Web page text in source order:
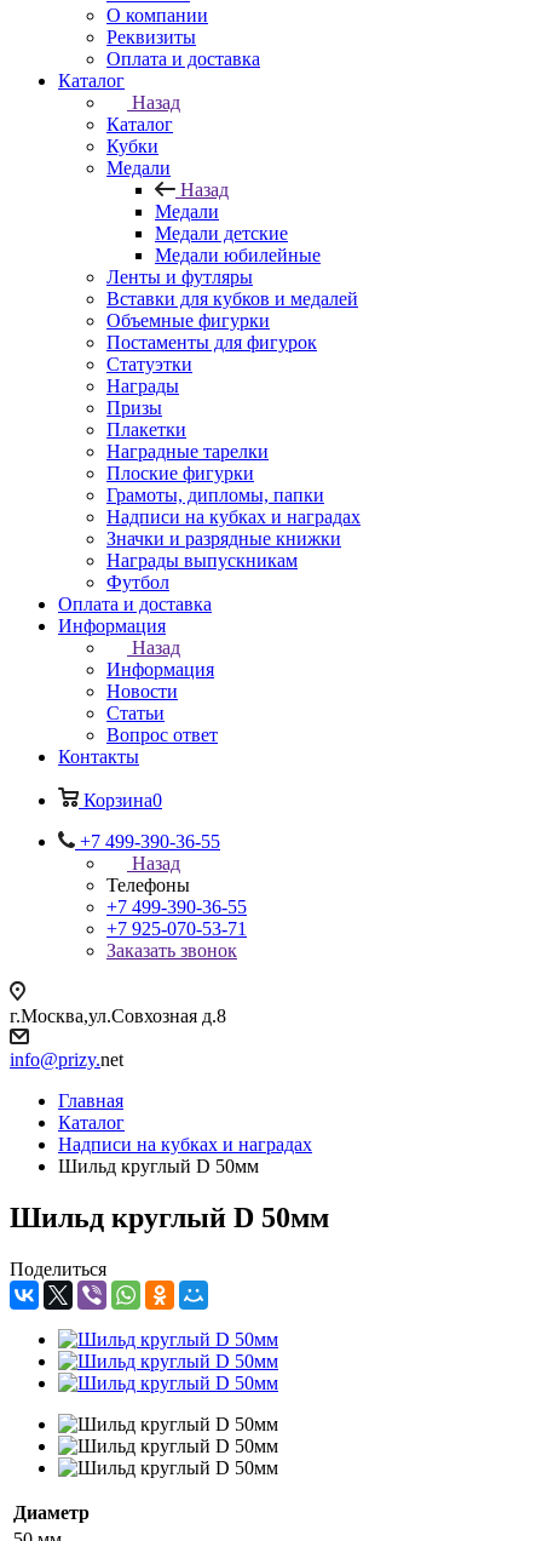
О компании
Реквизиты
Оплата и доставка
Каталог
Назад
Каталог
Кубки
Медали
Назад
Медали
Медали детские
Медали юбилейные
Ленты и футляры
Вставки для кубков и медалей
Объемные фигурки
Постаменты для фигурок
Статуэтки
Награды
Призы
Плакетки
Наградные тарелки
Плоские фигурки
Грамоты, дипломы, папки
Надписи на кубках и наградах
Значки и разрядные книжки
Награды выпускникам
Футбол
Оплата и доставка
Информация
Назад
Информация
Новости
Статьи
Вопрос ответ
Контакты
Корзина0
+7 499-390-36-55
Назад
Телефоны
+7 499-390-36-55
+7 925-070-53-71
Заказать звонок
г.Москва,ул.Совхозная д.8
info@prizy.net
Главная
Каталог
Надписи на кубках и наградах
Шильд круглый D 50мм
Шильд круглый D 50мм
Поделиться
Диаметр